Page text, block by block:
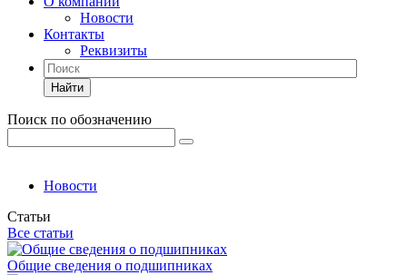
Новости
Контакты
Реквизиты
Найти
Поиск по обозначению
Новости
Статьи
Все статьи
Общие сведения о подшипниках